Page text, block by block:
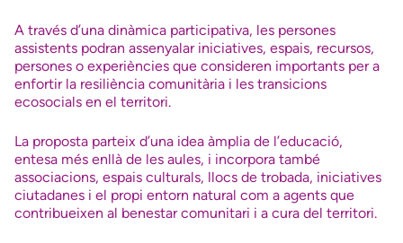
A través d’una dinàmica participativa, les persones
assistents podran assenyalar iniciatives, espais, recursos,
persones o experiències que consideren importants per a
enfortir la resiliència comunitària i les transicions
ecosocials en el territori.
La proposta parteix d’una idea àmplia de l’educació,
entesa més enllà de les aules, i incorpora també
associacions, espais culturals, llocs de trobada, iniciatives
ciutadanes i el propi entorn natural com a agents que
contribueixen al benestar comunitari i a cura del territori.